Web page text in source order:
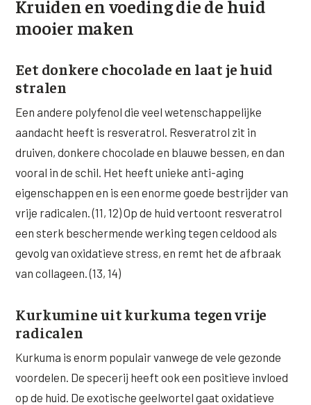
Kruiden en voeding die de huid
mooier maken
Eet donkere chocolade en laat je huid
stralen
Een andere polyfenol die veel wetenschappelijke
aandacht heeft is resveratrol. Resveratrol zit in
druiven, donkere chocolade en blauwe bessen, en dan
vooral in de schil. Het heeft unieke anti-aging
eigenschappen en is een enorme goede bestrijder van
vrije radicalen. (11, 12) Op de huid vertoont resveratrol
een sterk beschermende werking tegen celdood als
gevolg van oxidatieve stress, en remt het de afbraak
van collageen. (13, 14)
Kurkumine uit kurkuma tegen vrije
radicalen
Kurkuma is enorm populair vanwege de vele gezonde
voordelen. De specerij heeft ook een positieve invloed
op de huid. De exotische geelwortel gaat oxidatieve